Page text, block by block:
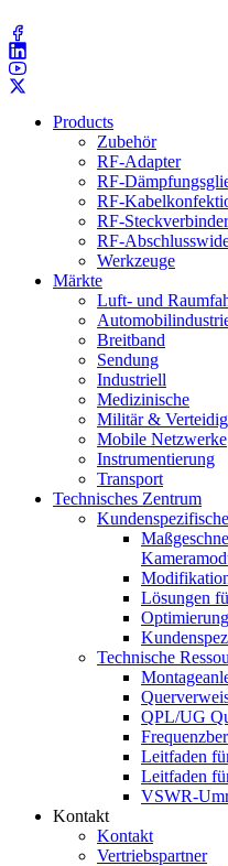
Products
Zubehör
RF-Adapter
RF-
RF-
RF-Steckverbinder
RF-
Werkzeuge
Märkte
Luft- und
Breitband
Sendung
Industriell
Medizinische
Militär &
Mobile Netzwerke
Instrumentierung
Transport
Technisches Zentrum
Lösungen
Technische
QPL/UG
Leitfaden
Leitfaden
VSWR-
Kontakt
Kontakt
Vertriebspartner